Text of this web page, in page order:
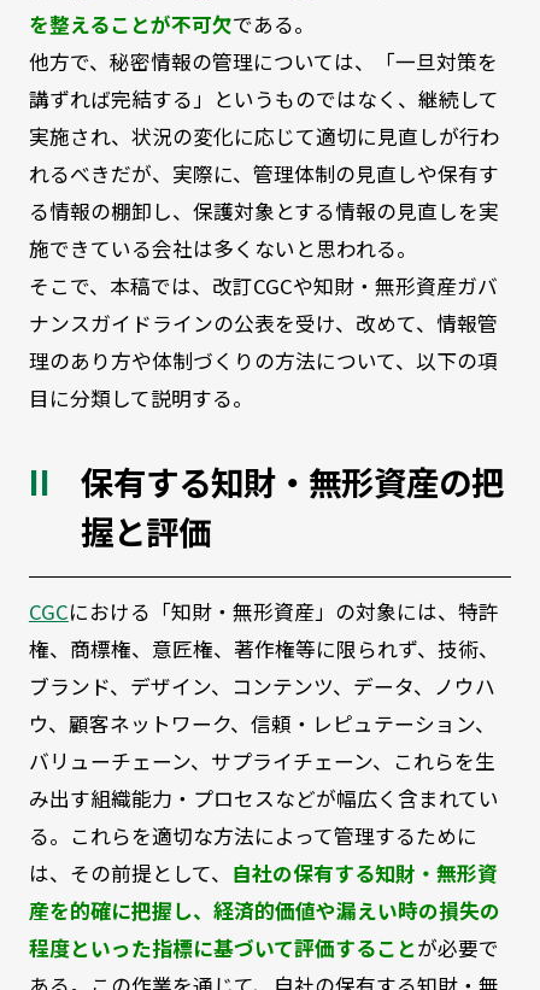
を整えることが不可欠である。
他方で、秘密情報の管理については、「一旦対策を
講ずれば完結する」というものではなく、継続して
実施され、状況の変化に応じて適切に見直しが行わ
れるべきだが、実際に、管理体制の見直しや保有す
る情報の棚卸し、保護対象とする情報の見直しを実
施できている会社は多くないと思われる。
そこで、本稿では、改訂CGCや知財・無形資産ガバ
ナンスガイドラインの公表を受け、改めて、情報管
理のあり方や体制づくりの方法について、以下の項
目に分類して説明する。
保有する知財・無形資産の把
握と評価
CGCにおける「知財・無形資産」の対象には、特許
権、商標権、意匠権、著作権等に限られず、技術、
ブランド、デザイン、コンテンツ、データ、ノウハ
ウ、顧客ネットワーク、信頼・レピュテーション、
バリューチェーン、サプライチェーン、これらを生
み出す組織能力・プロセスなどが幅広く含まれてい
る。これらを適切な方法によって管理するために
は、その前提として、 自社の保有する知財・無形資
産を的確に把握し、経済的価値や漏えい時の損失の
程度といった指標に基づいて評価することが必要で